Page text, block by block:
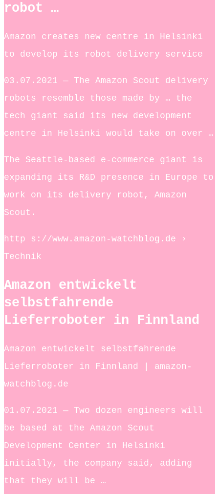
robot …
Amazon creates new centre in Helsinki
to develop its robot delivery service
03.07.2021 — The Amazon Scout delivery
robots resemble those made by … the
tech giant said its new development
centre in Helsinki would take on over …
The Seattle-based e-commerce giant is
expanding its R&D presence in Europe to
work on its delivery robot, Amazon
Scout.
http s://www.amazon-watchblog.de ›
Technik
Amazon entwickelt
selbstfahrende
Lieferroboter in Finnland
Amazon entwickelt selbstfahrende
Lieferroboter in Finnland | amazon-
watchblog.de
01.07.2021 — Two dozen engineers will
be based at the Amazon Scout
Development Center in Helsinki
initially, the company said, adding
that they will be …